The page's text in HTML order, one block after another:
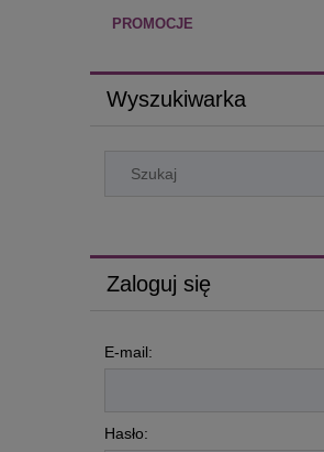
PROMOCJE
Wyszukiwarka
Zaloguj się
E-mail:
Hasło: